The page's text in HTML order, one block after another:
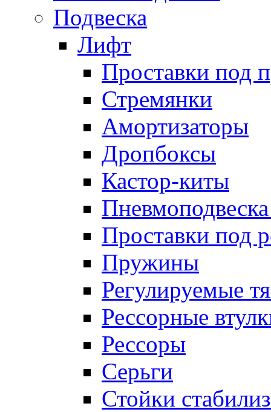
Подвеска
Лифт
Проставки под
Стремянки
Амортизаторы
Дропбоксы
Кастор-киты
Проставки под
Пружины
Регулируемые
Рессорные
Рессоры
Серьги
Стойки